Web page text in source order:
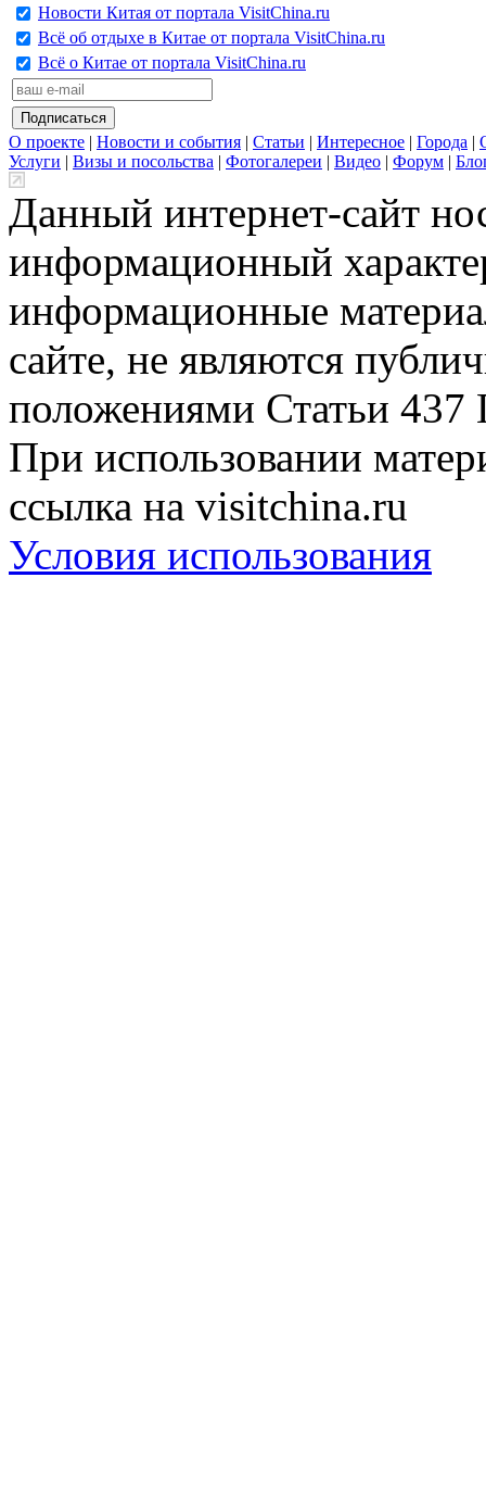
Новости Китая от портала VisitChina.ru
Всё об отдыхе в Китае от портала VisitChina.ru
Всё о Китае от портала VisitChina.ru
О проекте | Новости и события | Статьи | Интересное | Города |
Услуги | Визы и посольства | Фотогалереи | Видео | Форум |
Данный интернет-сайт
информационный
информационные
сайте, не являются
положениями Статьи 437
При использовании
ссылка на visitchina.ru
Условия использования